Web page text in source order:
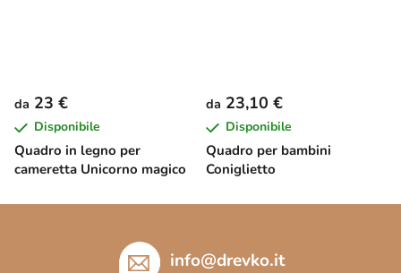
Quadro in legno per
cameretta Unicorno magico
da 23 €
Disponibile
Quadro per bambini
Coniglietto
da 23,10 €
Disponibile
info@drevko.it